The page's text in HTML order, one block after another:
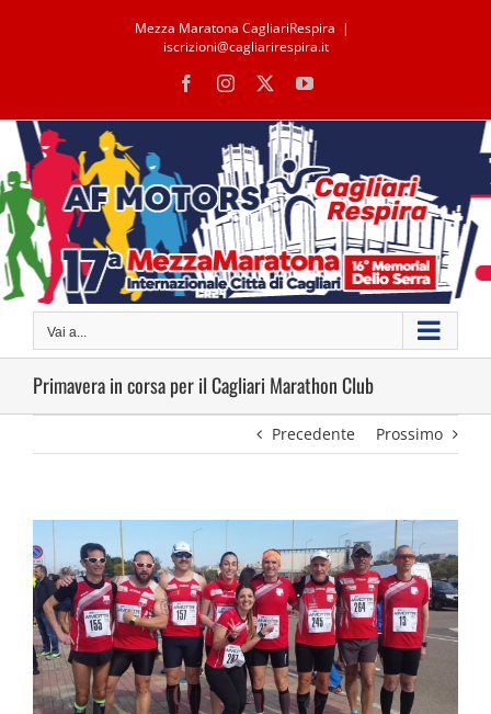
Mezza Maratona CagliariRespira |
iscrizioni@cagliarirespira.it
FacebookInstagram YouTube
Vai a...
Primavera in corsa per il Cagliari Marathon Club
Precedente Prossimo
immagine